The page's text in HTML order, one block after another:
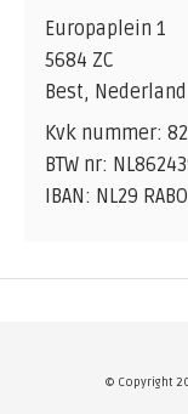
Europaplein 1
5684 ZC
Best, Nederland
Kvk nummer:
BTW nr:
IBAN: NL29
© Copyright